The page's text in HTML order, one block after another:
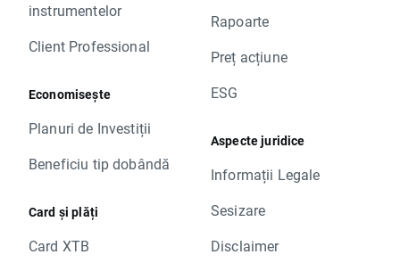
instrumentelor
Client Professional
Economisește
Planuri de Investiții
Beneficiu tip dobândă
Card și plăți
Card XTB
Rapoarte
Preț acțiune
ESG
Aspecte juridice
Informații Legale
Sesizare
Disclaimer